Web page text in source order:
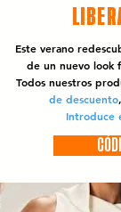
Este verano
de un nuevo look
Todos nuestros
de descuento
Introduce